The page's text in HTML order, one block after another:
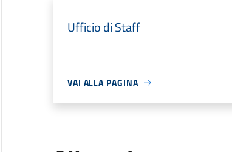
Ufficio di Staff
VAI ALLA PAGINA